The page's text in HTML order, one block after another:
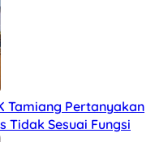
Tamiang Pertanyakan
Tidak Sesuai Fungsi